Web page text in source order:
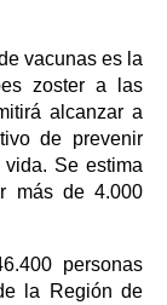
vacunas es la
zoster a las
alcanzar a
de prevenir
Se estima
más de 4.000
personas
la Región de